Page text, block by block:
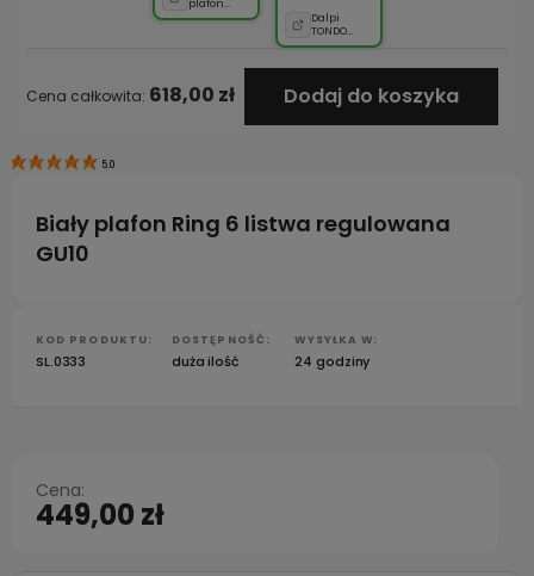
plafon
Ring 6
Dalpi
TONDO
plafon
40 cm –
lampa
sufitowa
2xE27
Cena całkowita: 618,00 zł Dodaj do koszyka
5.0
Biały plafon Ring 6 listwa regulowana
GU10
KOD PRODUKTU:
SL.0333
DOSTĘPNOŚĆ:
duża ilość
WYSYŁKA W:
24 godziny
Cena:
449,00 zł